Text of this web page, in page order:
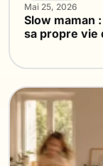
Mai 25, 2026
Slow maman
sa propre vie